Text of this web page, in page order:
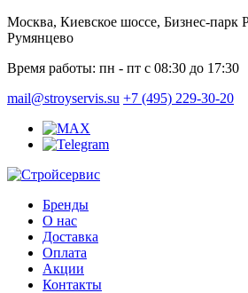
Москва, Киевское шоссе, Бизнес-парк
Румянцево
Время работы: пн - пт с 08:30 до 17:30
mail@stroyservis.su +7 (495) 229-30-20
Бренды
О нас
Доставка
Оплата
Акции
Контакты